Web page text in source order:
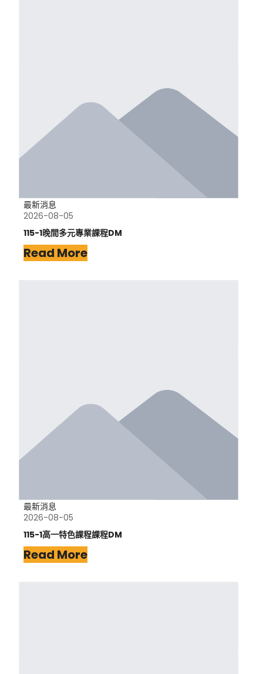
最新消息
2026-08-05
115-1晚間多元專業課程DM
Read More
最新消息
2026-08-05
115-1高一特色課程課程DM
Read More